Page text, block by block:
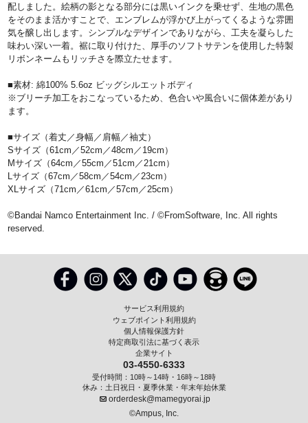
配しました。絵柄の影となる部分には黒いインクを乗せず、生地の黒色
をそのまま活かすことで、エンブレムが浮かび上がってくるような雰囲
気を醸し出します。シンプルなデザインでありながら、工夫を凝らした
味わい深い一着。裾に取り付けた、厚手のソフトサテンを使用した特製
リボンネームもリッチさを際立たせます。
■素材: 綿100% 5.6oz ビッグシルエットボディ
※ブリーチ加工をおこなっているため、色合いや風合いに個体差があり
ます。
■サイズ（着丈／身幅／肩幅／袖丈）
Sサイズ（61cm／52cm／48cm／19cm）
Mサイズ（64cm／55cm／51cm／21cm）
Lサイズ（67cm／58cm／54cm／23cm）
XLサイズ（71cm／61cm／57cm／25cm）
©Bandai Namco Entertainment Inc. / ©FromSoftware, Inc. All rights
reserved.
サービス利用規約
ウェブポイント利用規約
個人情報保護方針
特定商取引法に基づく表示
企業サイト
03-4550-6333
受付時間：10時～14時・16時～18時
休み：土日祝日・夏季休業・年末年始休業
orderdesk@mamegyorai.jp
©Ampus, Inc.